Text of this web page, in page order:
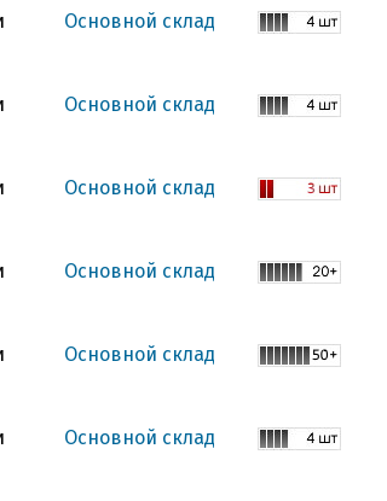
Основной склад
Основной склад
Основной склад
Основной склад
Основной склад
Основной склад